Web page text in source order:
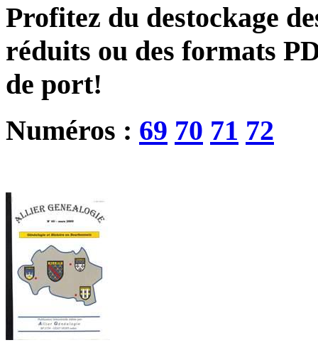
Profitez du destockage
réduits ou des formats
de port!
Numéros : 69 70 71 72